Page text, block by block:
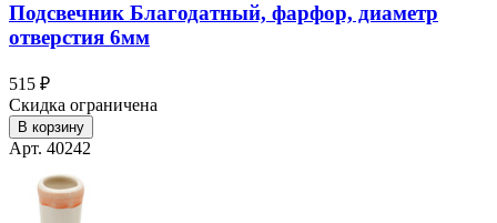
Подсвечник Благодатный, фарфор, диаметр
отверстия 6мм
515 ₽
Скидка ограничена
В корзину
Арт. 40242